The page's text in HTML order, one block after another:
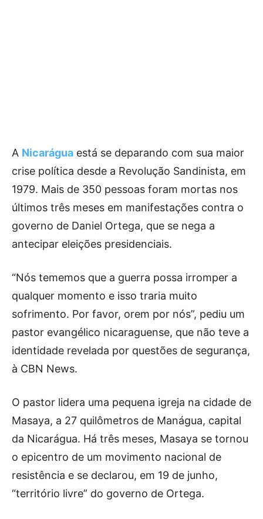
A Nicarágua está se deparando com sua maior
crise política desde a Revolução Sandinista, em
1979. Mais de 350 pessoas foram mortas nos
últimos três meses em manifestações contra o
governo de Daniel Ortega, que se nega a
antecipar eleições presidenciais.
“Nós tememos que a guerra possa irromper a
qualquer momento e isso traria muito
sofrimento. Por favor, orem por nós”, pediu um
pastor evangélico nicaraguense, que não teve a
identidade revelada por questões de segurança,
à CBN News.
O pastor lidera uma pequena igreja na cidade de
Masaya, a 27 quilômetros de Manágua, capital
da Nicarágua. Há três meses, Masaya se tornou
o epicentro de um movimento nacional de
resistência e se declarou, em 19 de junho,
“território livre” do governo de Ortega.